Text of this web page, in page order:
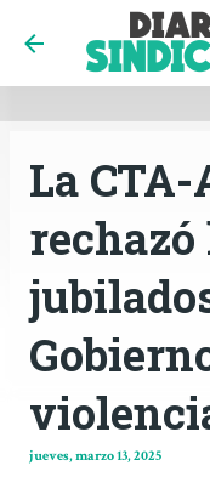
INICIO
Ir al
La CTA-
jueves, marzo 13, 2025